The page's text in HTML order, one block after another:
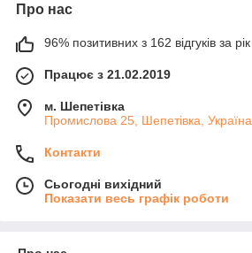
Про нас
96% позитивних з 162 відгуків за рік
Працює з 21.02.2019
м. Шепетівка
Промислова 25, Шепетівка, Україна
Контакти
Сьогодні вихідний
Показати весь графік роботи